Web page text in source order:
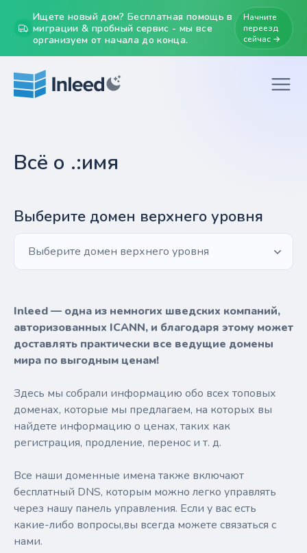
Ищете новый дом? Бесплатная помощь в
миграции & пробный сервис - мы все
организуем от начала до конца.
Начните
переезд
сейчас →
Всё о .:имя
Выберите домен верхнего уровня
Выберите домен верхнего уровня
Inleed — одна из немногих шведских компаний,
авторизованных ICANN, и благодаря этому может
доставлять практически все ведущие домены
мира по выгодным ценам!
Здесь мы собрали информацию обо всех топовых
доменах, которые мы предлагаем, на которых вы
найдете информацию о ценах, таких как
регистрация, продление, перенос и т. д.
Все наши доменные имена также включают
бесплатный DNS, которым можно легко управлять
через нашу панель управления. Если у вас есть
какие-либо вопросы,вы всегда можете связаться с
нами.